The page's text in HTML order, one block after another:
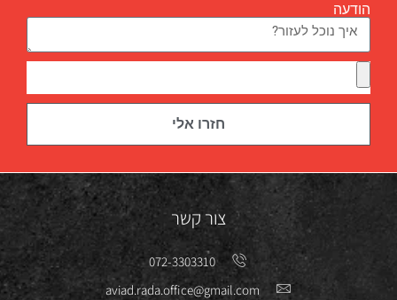
הודעה
חזרו אלי
צור קשר
072-3303310
aviad.rada.office@gmail.com